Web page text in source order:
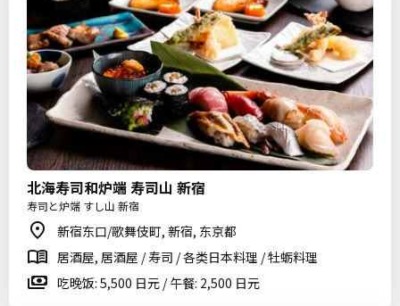
北海寿司和炉端 寿司山 新宿
寿司と炉端 すし山 新宿
新宿东口/歌舞伎町, 新宿, 东京都
居酒屋, 居酒屋 / 寿司 / 各类日本料理 / 牡蛎料理
吃晚饭: 5,500 日元 / 午餐: 2,500 日元